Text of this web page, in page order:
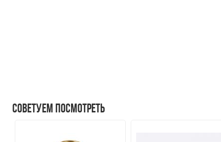
Советуем посмотреть